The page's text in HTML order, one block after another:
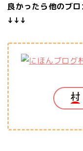
良かったら他のブロ
↓↓↓